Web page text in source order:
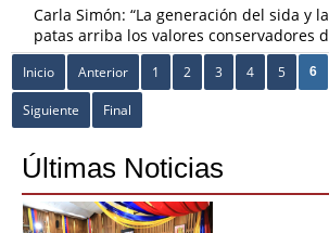
Carla Simón: “La generación del sida y
patas arriba los valores conservadores
Inicio Anterior 1 2 3 4 5 6
Siguiente Final
Últimas Noticias